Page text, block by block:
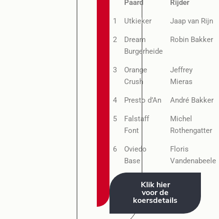
Paard Rijder
1 Utkieker Jaap van Rijn
2
Dream
Burgerheide
Robin Bakker
3
Orange
Crush
Jeffrey
Mieras
4 Presto d’An André Bakker
5
Falstaff
Font
Michel
Rothengatter
6
Oviedo
Base
Floris
Vandenabeele
Klik hier
voor de
koersdetails